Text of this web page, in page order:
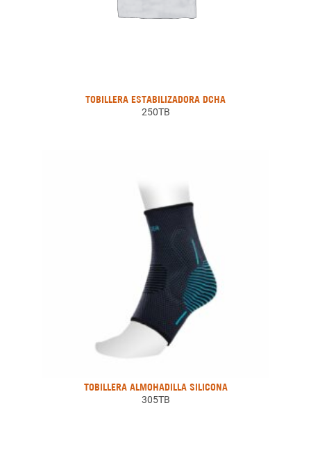
TOBILLERA ESTABILIZADORA DCHA
250TB
TOBILLERA ALMOHADILLA SILICONA
305TB